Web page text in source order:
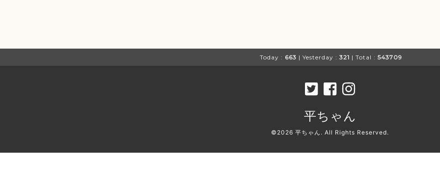
Today : 663 | Yesterday : 321 | Total : 543709
平ちゃん
©2026 平ちゃん . All Rights Reserved.